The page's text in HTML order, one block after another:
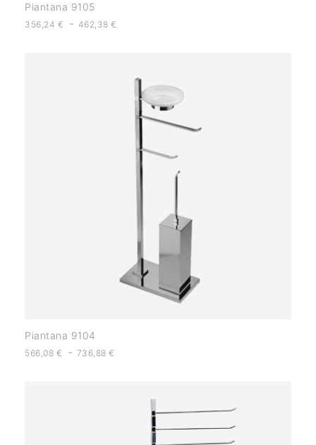
Piantana 9105
356,24 € - 462,38€
Piantana 9104
566,08 € - 736,88€